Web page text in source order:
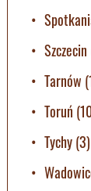
Szczecin
Tarnów
Toruń
Tychy(3)